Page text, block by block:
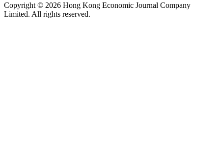
Copyright © 2026 Hong Kong Economic Journal Company
Limited. All rights reserved.